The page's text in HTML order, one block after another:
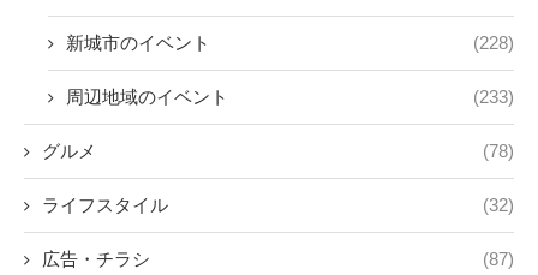
新城市のイベント (228)
周辺地域のイベント (233)
グルメ (78)
ライフスタイル (32)
広告・チラシ (87)